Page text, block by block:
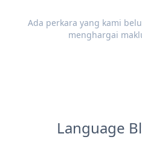
Ada perkara yang kami
menghargai
Language